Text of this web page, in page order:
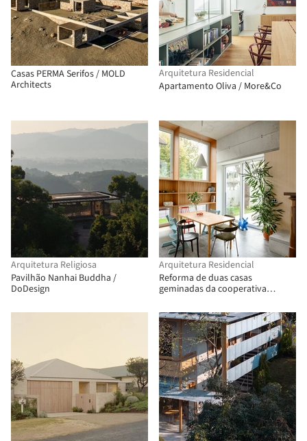
Casas PERMA Serifos / MOLD
Architects
Arquitetura Residencial
Apartamento Oliva / More&Co
Arquitetura Religiosa
Pavilhão Nanhai Buddha /
DoDesign
Arquitetura Residencial
Reforma de duas casas
geminadas da cooperativa
Ljubljana / dans arhitekti